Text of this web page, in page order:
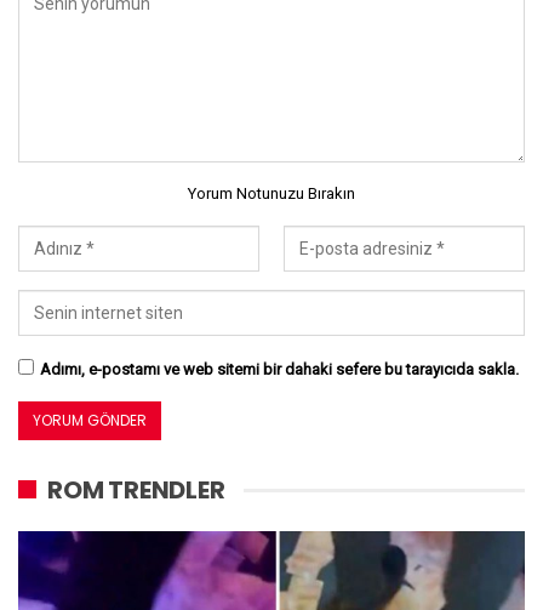
Yorum Notunuzu Bırakın
Adımı, e-postamı ve web sitemi bir dahaki sefere bu tarayıcıda sakla.
ROM TRENDLER